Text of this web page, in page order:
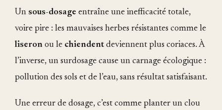
Un sous-dosage entraîne une inefficacité totale,
voire pire : les mauvaises herbes résistantes comme le
liseron ou le chiendent deviennent plus coriaces. À
l’inverse, un surdosage cause un carnage écologique :
pollution des sols et de l’eau, sans résultat satisfaisant.
Une erreur de dosage, c’est comme planter un clou